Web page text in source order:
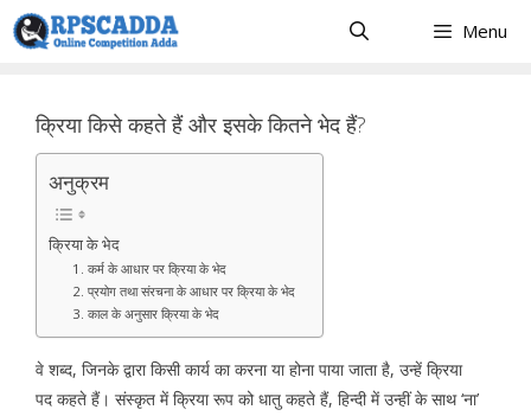
Skip
to
Menu
क्रिया किसे कहते हैं और इसके कितने भेद हैं?
अनुक्रम
क्रिया के भेद
1. कर्म के आधार पर क्रिया के भेद
2. प्रयोग तथा संरचना के आधार पर क्रिया के भेद
3. काल के अनुसार क्रिया के भेद
वे शब्द, जिनके द्वारा किसी कार्य का करना या होना पाया जाता है, उन्हें क्रिया
पद कहते हैं। संस्कृत में क्रिया रूप को धातु कहते हैं, हिन्दी में उन्हीं के साथ ‘ना’